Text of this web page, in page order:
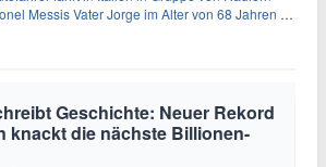
Messis Vater Jorge im Alter von 68 Jahren gestorben
Geschichte: Neuer Rekord
knackt die nächste Billionen-